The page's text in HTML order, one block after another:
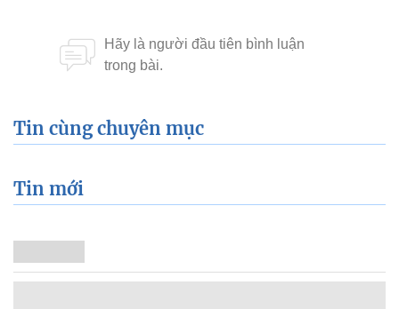
Tin cùng chuyên mục
Tin mới